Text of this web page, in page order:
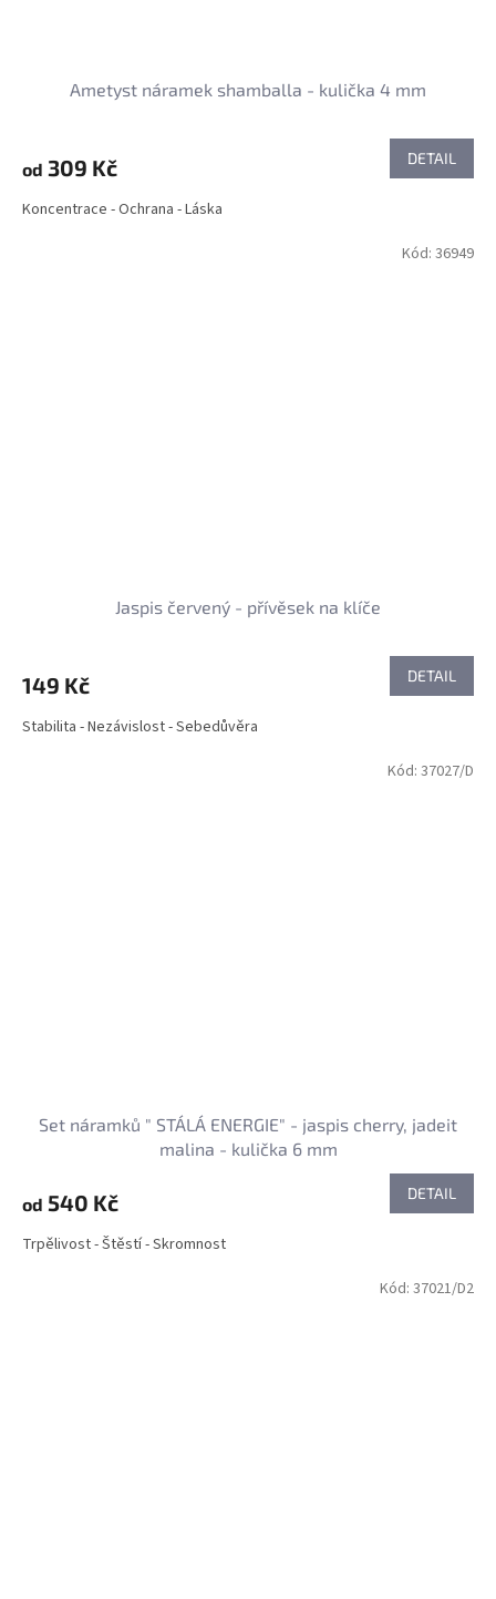
Ametyst náramek shamballa - kulička 4 mm
od 309 Kč DETAIL
Koncentrace - Ochrana - Láska
Jaspis červený - přívěsek na klíče
149 Kč DETAIL
Stabilita - Nezávislost - Sebedůvěra
Kód: 36949
Set náramků " STÁLÁ ENERGIE" - jaspis cherry, jadeit
malina - kulička 6 mm
od 540 Kč DETAIL
Trpělivost - Štěstí - Skromnost
Kód: 37027/D
Kód: 37021/D2